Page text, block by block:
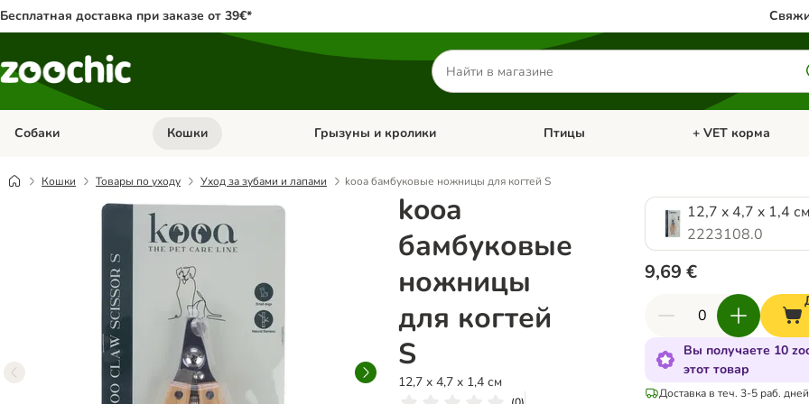
Бесплатная доставка при заказе от 39€*
Поиск
товаров
Собаки Откройте меню категории: Собаки
Кошки Откройте меню категории: Кошки
Грызуны и кролики Откройте меню категории: Грызуны и кролики
Птицы Откройте меню
+ VET корма
Кошки Товары по уходу Уход за зубами и лапами kooa бамбуковые ножницы для когтей S
kooa
бамбуковые
ножницы
для когтей
S
12,7 x 4,7 x 1,4 см
12,7 x 4,7 x 1,4 см
2223108.0
9,69 €
Вы получаете 10
этот товар
Доставка в теч. 3-5 раб. дней